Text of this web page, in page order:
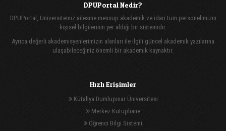
DPUPortal Nedir?
DPUPortal, Üniversitemiz ailesine mensup akademik ve idari tüm personelimizin
kişisel bilgilerinin yer aldığı bir sistemidir.
Ayrıca değerli akademisyenlerimizin alanları ile ilgili güncel akademik yazılarına
ulaşabileceğiniz önemli bir akademik kaynaktır.
Hızlı Erişimler
Kütahya Dumlupınar Üniversitesi
Merkez Kütüphane
Öğrenci Bilgi Sistemi